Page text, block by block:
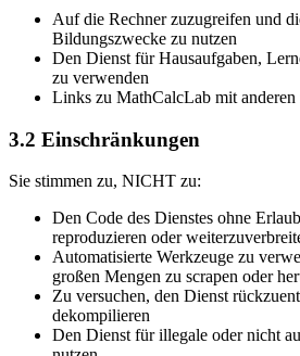
Auf die Rechner zuzugreifen und
Bildungszwecke zu nutzen
Den Dienst für Hausaufgaben,
zu verwenden
Links zu MathCalcLab mit anderen
3.2 Einschränkungen
Sie stimmen zu, NICHT zu:
Den Code des Dienstes ohne
reproduzieren oder
Automatisierte Werkzeuge zu
großen Mengen zu scrapen oder
Zu versuchen, den Dienst
dekompilieren
Den Dienst für illegale oder nicht